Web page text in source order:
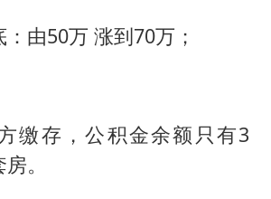
由50万 涨到70万；
缴存，公积金余额只有3
。